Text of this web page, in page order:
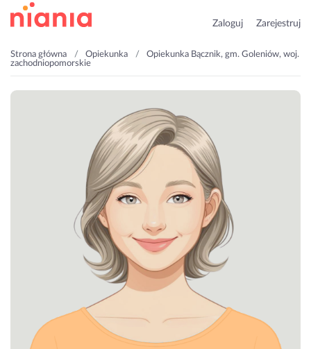
Zaloguj Zarejestruj
Strona główna Opiekunka
Opiekunka Bącznik, gm. Goleniów, woj.
zachodniopomorskie